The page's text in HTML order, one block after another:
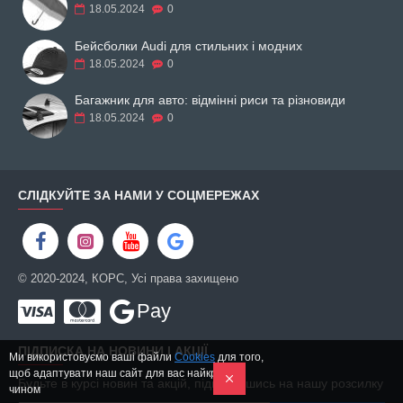
магазині CORS. При необхідності менеджери допоможуть вибрати
оптимальну модель екіпіровки саме для вас. Доставка мотоштанів
здійснюється оперативно і можлива по всіх містах України.
18.05.2024 0
Бейсболки Audi для стильних і модних
18.05.2024 0
Багажник для авто: відмінні риси та різновиди
18.05.2024 0
СЛІДКУЙТЕ ЗА НАМИ У СОЦМЕРЕЖАХ
© 2020-2024, КОРС, Усі права захищено
Pay
ПІДПИСКА НА НОВИНИ І АКЦІЇ
Будьте в курсі новин та акцій, підписавшись на нашу розсилку
Ми використовуємо ваші файли Cookies для того,
щоб адаптувати наш сайт для вас найкращим
чином